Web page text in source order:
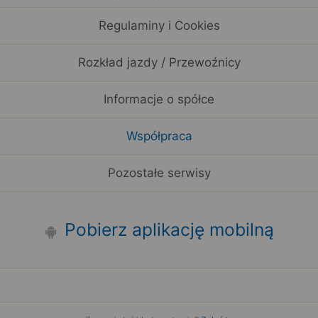
Regulaminy i Cookies
Rozkład jazdy / Przewoźnicy
Informacje o spółce
Współpraca
Pozostałe serwisy
Pobierz aplikację mobilną